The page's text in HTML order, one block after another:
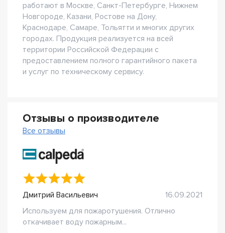
работают в Москве, Санкт-Петербурге, Нижнем
Новгороде, Казани, Ростове на Дону,
Краснодаре, Самаре, Тольятти и многих других
городах. Продукция реализуется на всей
территории Российской Федерации с
предоставлением полного гарантийного пакета
и услуг по техническому сервису.
Отзывы о производителе
Все отзывы
Дмитрий Васильевич
16.09.2021
Используем для пожаротушения. Отлично
откачивает воду пожарным...